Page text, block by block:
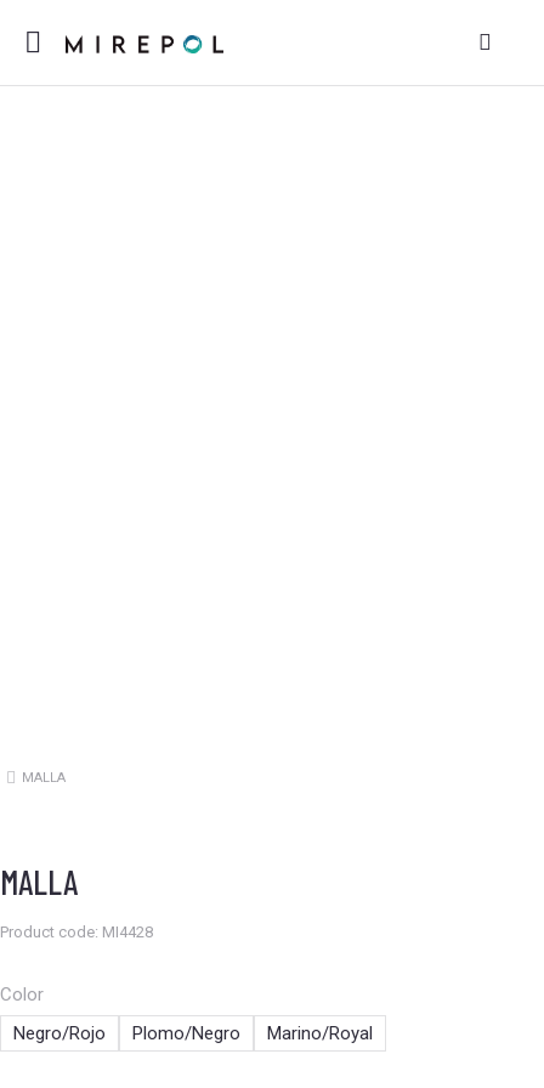
Estás aquí:
MALLA
MALLA
Product code: MI4428
Color
Negro/Rojo
Plomo/Negro Marino/Royal